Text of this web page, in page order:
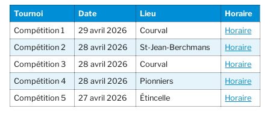
Tournoi Date Lieu
Horaire
Compétition 1
29 avril 2026 Courval
Horaire
Compétition 2
28 avril 2026 St-Jean-Berchmans
Horaire
Compétition 3
28 avril 2026 Courval
Horaire
Compétition 4
28 avril 2026 Pionniers
Horaire
Compétition 5
27 avril 2026 Étincelle Horaire